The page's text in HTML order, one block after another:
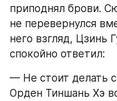
приподнял брови.
не перевернулся
него взгляд, Цзинь
спокойно ответил:
— Не стоит делать
Орден Тиншань Хэ